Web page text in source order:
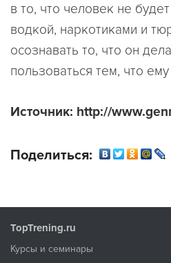
в то, что человек не
водкой, наркотиками и
осознавать то, что он
пользоваться тем, что
Источник: http://
Поделиться:
TopTrening.ru
Курсы и семинары